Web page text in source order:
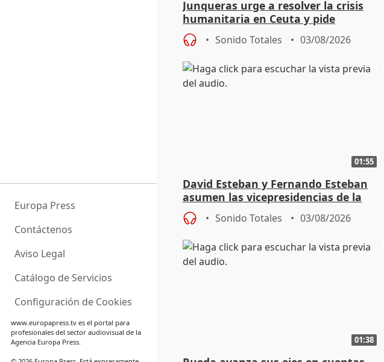
Europa Press
Contáctenos
Aviso Legal
Catálogo de Servicios
Configuración de Cookies
www.europapress.tves el portal para
profesionales del sector audiovisual de la
Agencia Europa Press.
Junqueras urge a resolver la crisis
humanitaria en Ceuta y pide
responsabilidad a la UE
Sonido Totales 03/08/2026
01:55
David Esteban y Fernando Esteban
asumen las vicepresidencias de la
Diputación de Valladolid
Sonido Totales 03/08/2026
01:38